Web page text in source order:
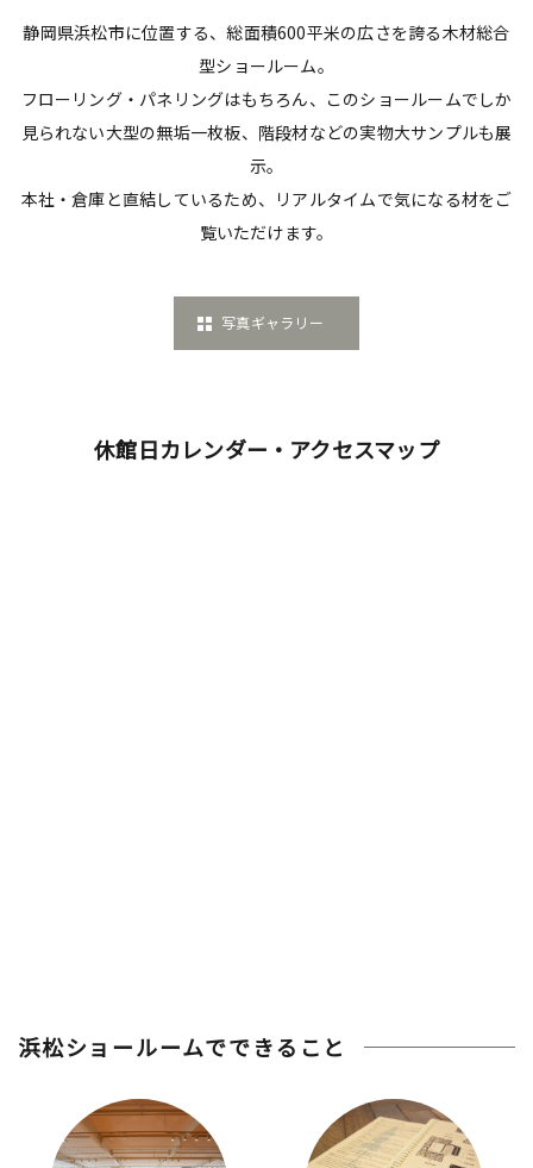
静岡県浜松市に位置する、総面積600平米の広さを誇る木材総合
型ショールーム。
フローリング・パネリングはもちろん、このショールームでしか
見られない大型の無垢一枚板、階段材などの実物大サンプルも展
示。
本社・倉庫と直結しているため、リアルタイムで気になる材をご
覧いただけます。
写真ギャラリー
休館日カレンダー・アクセスマップ
浜松ショールームでできること